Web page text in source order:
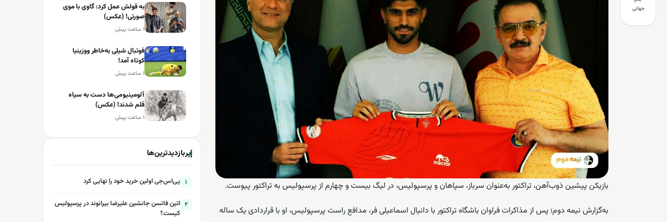
جهانی
بازیکن پیشین ذوب‌آهن، تراکتور به‌عنوان سرباز، سپاهان و پرسپولیس، در لیگ بیست و چهارم از پرسپولیس به تراکتور پیوست.
به‌گزارش نیمه دوم؛ پس از مذاکرات فراوان باشگاه تراکتور با دانیال اسماعیلی فر، مدافع راست پرسپولیس، او با قراردادی یک ساله
به قولش عمل کرد: گاوی با موی
صورتی! (عکس)
۱ ساعت پیش
فوتبال شیلی به‌خاطر ووزینیا
کوتاه آمد!
۱ ساعت پیش
آلومینیومی‌ها دست به سیاه
قلم شدند! (عکس)
۱ ساعت پیش
پربازدیدترین‌ها
۱ پی‌اس‌جی اولین خرید خود را نهایی کرد
۲ اتین فاتسن جانشین علیرضا بیرانوند در پرسپولیس
کیست؟